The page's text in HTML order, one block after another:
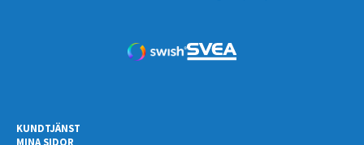
KUNDTJÄNST
MINA SIDOR